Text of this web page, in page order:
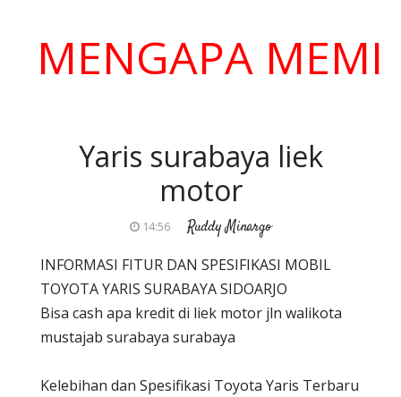
MEMILIH
Yaris surabaya liek
motor
14:56 Ruddy Minargo
INFORMASI FITUR DAN SPESIFIKASI MOBIL
TOYOTA YARIS SURABAYA SIDOARJO
Bisa cash apa kredit di liek motor jln walikota
mustajab surabaya surabaya
Kelebihan dan Spesifikasi Toyota Yaris Terbaru